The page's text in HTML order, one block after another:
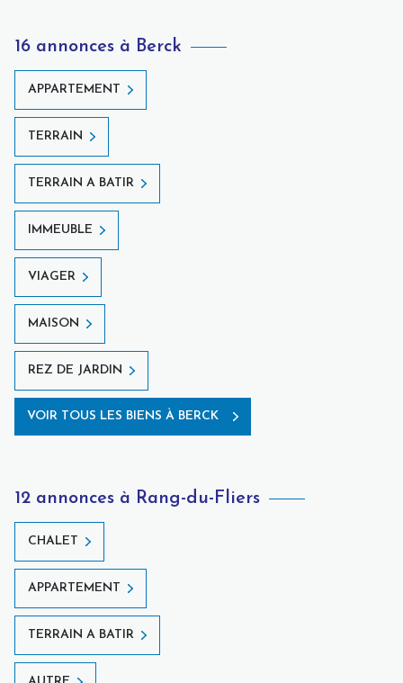
16 annonces à Berck
APPARTEMENT
TERRAIN
TERRAIN A BATIR
IMMEUBLE
VIAGER
MAISON
REZ DE JARDIN
VOIR TOUS LES BIENS À BERCK
12 annonces à Rang-du-Fliers
CHALET
APPARTEMENT
TERRAIN A BATIR